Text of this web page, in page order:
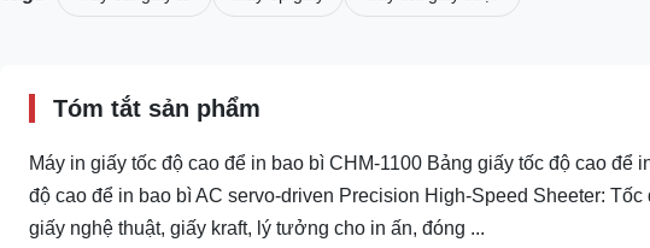
Tóm tắt sản phẩm
Máy in giấy tốc độ cao để in bao bì CHM-1100 Bảng giấy tốc độ cao để
độ cao để in bao bì AC servo-driven Precision High-Speed Sheeter:
giấy nghệ thuật, giấy kraft, lý tưởng cho in ấn, đóng ...